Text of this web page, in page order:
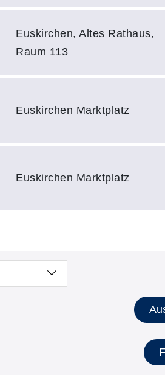
Euskirchen, Altes Rathaus,
Raum 113
Euskirchen Marktplatz
Euskirchen Marktplatz